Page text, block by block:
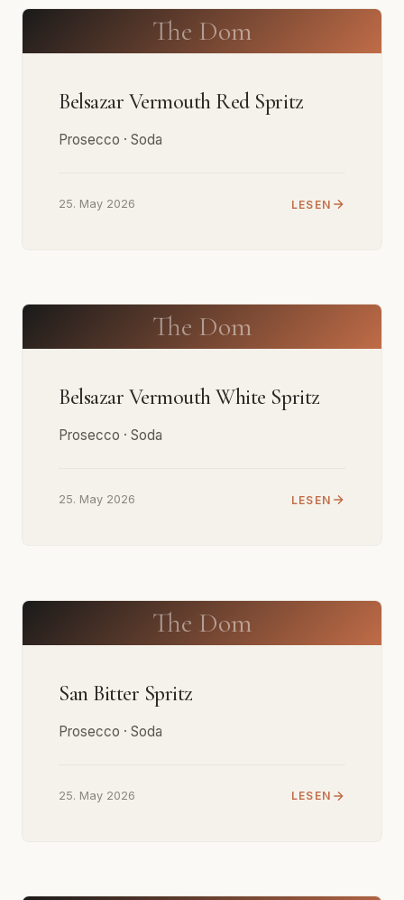
The Dom
Belsazar Vermouth Red Spritz
Prosecco · Soda
25. May 2026 LESEN
The Dom
Belsazar Vermouth White Spritz
Prosecco · Soda
25. May 2026 LESEN
The Dom
San Bitter Spritz
Prosecco · Soda
25. May 2026 LESEN